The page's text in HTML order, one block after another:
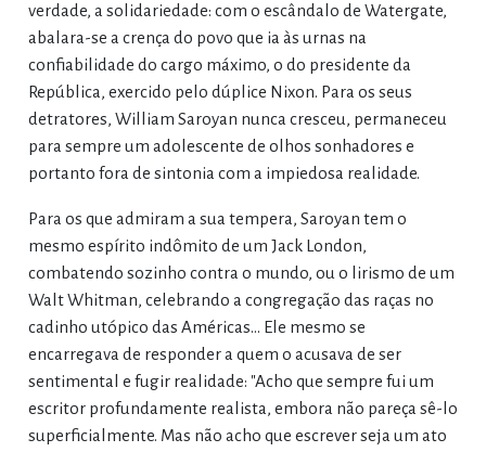
verdade, a solidariedade: com o escândalo de Watergate,
abalara-se a crença do povo que ia às urnas na
confiabilidade do cargo máximo, o do presidente da
República, exercido pelo dúplice Nixon. Para os seus
detratores, William Saroyan nunca cresceu, permaneceu
para sempre um adolescente de olhos sonhadores e
portanto fora de sintonia com a impiedosa realidade.
Para os que admiram a sua tempera, Saroyan tem o
mesmo espírito indômito de um Jack London,
combatendo sozinho contra o mundo, ou o lirismo de um
Walt Whitman, celebrando a congregação das raças no
cadinho utópico das Américas... Ele mesmo se
encarregava de responder a quem o acusava de ser
sentimental e fugir realidade: "Acho que sempre fui um
escritor profundamente realista, embora não pareça sê-lo
superficialmente. Mas não acho que escrever seja um ato